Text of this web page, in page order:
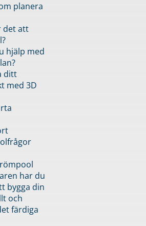
planera
det att
hjälp med
ditt
med 3D
har du
bygga din
och
färdiga